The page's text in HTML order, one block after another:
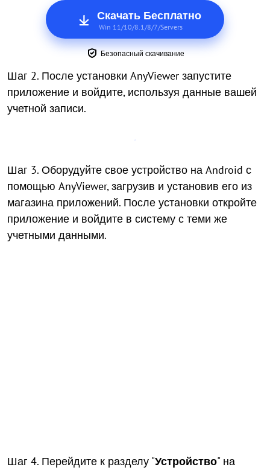
Скачать Бесплатно
Win 11/10/8.1/8/7/Servers
Безопасный скачивание
Шаг 2. После установки AnyViewer запустите
приложение и войдите, используя данные вашей
учетной записи.
Шаг 3. Оборудуйте свое устройство на Android с
помощью AnyViewer, загрузив и установив его из
магазина приложений. После установки откройте
приложение и войдите в систему с теми же
учетными данными.
Шаг 4. Перейдите к разделу "Устройство" на